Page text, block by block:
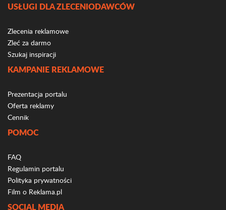
USŁUGI DLA ZLECENIODAWCÓW
Zlecenia reklamowe
Zleć za darmo
Szukaj inspiracji
KAMPANIE REKLAMOWE
Prezentacja portalu
Oferta reklamy
Cennik
POMOC
FAQ
Regulamin portalu
Polityka prywatności
Film o Reklama.pl
SOCIAL MEDIA